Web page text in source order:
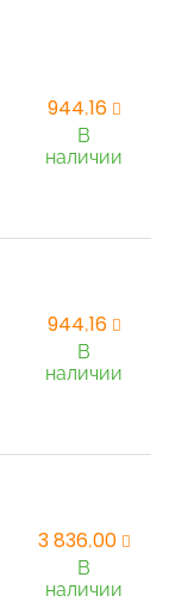
944,16
В
наличии
944,16
В
наличии
3 836,00
В
наличии